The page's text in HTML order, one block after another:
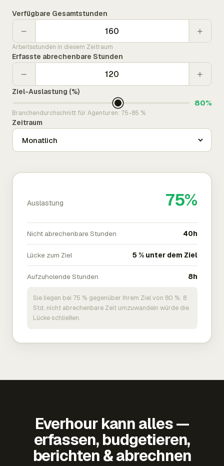
Verfügbare Gesamtstunden
− +
Arbeitsstunden in diesem Zeitraum
Erfasste abrechenbare Stunden
− +
Ziel-Auslastung (%)
80%
Branchendurchschnitt für Agenturen: 75-85 %
Zeitraum
Auslastung 75%
Nicht abrechenbare Stunden 40h
Lücke zum Ziel 5 % unter dem Ziel
Aufzuholende Stunden 8h
Sie liegen bei 75 % gegenüber Ihrem Ziel von 80 %. 8
Std. nicht abrechenbare Zeit umzuwandeln würde die
Lücke schließen.
Everhour kann alles —
erfassen, budgetieren,
berichten & abrechnen